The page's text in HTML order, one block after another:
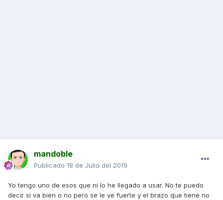
mandoble
Publicado 18 de Julio del 2019
Yo tengo uno de esos que ni lo he llegado a usar. No te puedo
decir si va bien o no pero se le ve fuerte y el brazo que tiene no